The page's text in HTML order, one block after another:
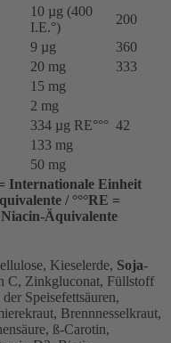
10 µg (400
I.E.°)
200
9 µg
360
20 mg
333
15 mg
2 mg
334 µg RE°°° 42
133 mg
50 mg
Internationale Einheit
/ °°°RE =
Äquivalente
Kieselerde, Soja-
C, Zinkgluconat, Füllstoff
Speisefettsäuren,
Brennnesselkraut,
ß-Carotin,